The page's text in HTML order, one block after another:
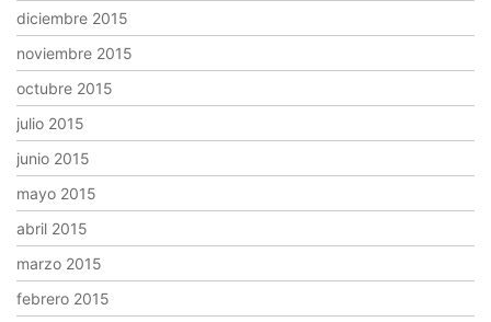
diciembre 2015
noviembre 2015
octubre 2015
julio 2015
junio 2015
mayo 2015
abril 2015
marzo 2015
febrero 2015